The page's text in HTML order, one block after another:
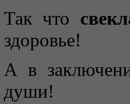
Так что
здоровье!
А в
души!